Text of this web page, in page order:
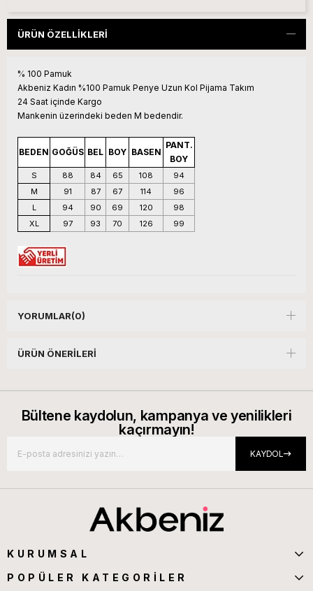
ÜRÜN ÖZELLIKLERI
% 100 Pamuk
Akbeniz Kadın %100 Pamuk Penye Uzun Kol Pijama Takım
24 Saat içinde Kargo
Mankenin üzerindeki beden M bedendir.
BEDEN GOĞÜS BEL BOY BASEN
PANT.
BOY
S 88 84 65 108
94
M
91 87 67 114
96
L
94 90 69 120
98
XL
97 93 70 126 99
YORUMLAR(0)
ÜRÜN ÖNERILERI
Bültene kaydolun, kampanya ve yenilikleri
kaçırmayın!
KAYDOL
KURUMSAL
POPÜLER KATEGORİLER